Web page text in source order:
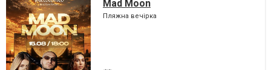
Mad Moon
Пляжна вечірка